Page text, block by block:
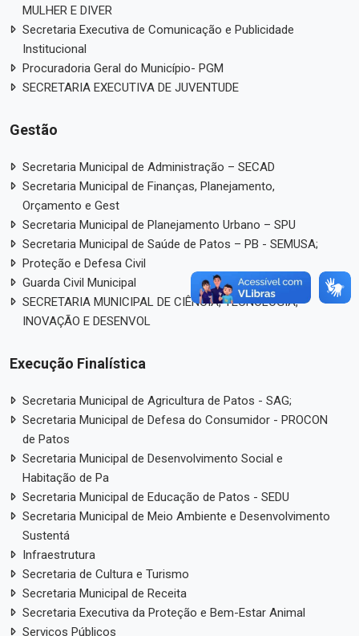
MULHER E DIVER
Secretaria Executiva de Comunicação e Publicidade
Institucional
Procuradoria Geral do Município- PGM
SECRETARIA EXECUTIVA DE JUVENTUDE
Gestão
Secretaria Municipal de Administração – SECAD
Secretaria Municipal de Finanças, Planejamento,
Orçamento e Gest
Secretaria Municipal de Planejamento Urbano – SPU
Secretaria Municipal de Saúde de Patos – PB - SEMUSA;
Proteção e Defesa Civil
Guarda Civil Municipal
SECRETARIA MUNICIPAL DE CIÊNCIA, TECNOLOGIA,
INOVAÇÃO E DESENVOL
Execução Finalística
Secretaria Municipal de Agricultura de Patos - SAG;
Secretaria Municipal de Defesa do Consumidor - PROCON
de Patos
Secretaria Municipal de Desenvolvimento Social e
Habitação de Pa
Secretaria Municipal de Educação de Patos - SEDU
Secretaria Municipal de Meio Ambiente e Desenvolvimento
Sustentá
Infraestrutura
Secretaria de Cultura e Turismo
Secretaria Municipal de Receita
Secretaria Executiva da Proteção e Bem-Estar Animal
Serviços Públicos